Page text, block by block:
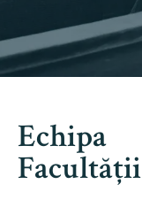
Echipa
Facultății